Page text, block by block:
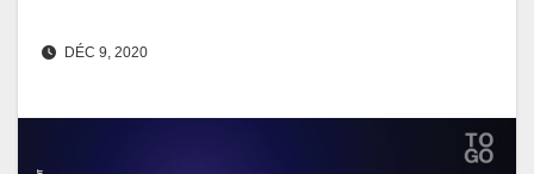
DÉC 9, 2020